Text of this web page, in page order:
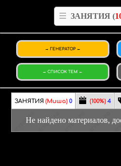
ЗАНЯТИЯ (
ГЕНЕРАТОР
СПИСОК ТЕМ
ЗАНЯТИЯ(Миша) 0 (100%) 4
Не найдено материалов,